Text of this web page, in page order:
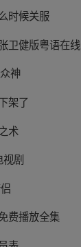
时候关服
卫健版粤语在线
神
架了
术
视剧
费播放全集